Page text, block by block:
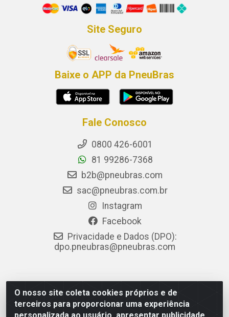
O nosso site coleta cookies próprios e de
terceiros para proporcionar uma experiência
Site Seguro
Baixe o APP da PneuBras
Fale Conosco
0800 426-6001
81 99286-7368
b2b@pneubras.com
sac@pneubras.com.br
Instagram
Facebook
Privacidade e Dados (DPO):
dpo.pneubras@pneubras.com
PneuBras - Rodovia BR-101, KM 82 - Prazeres,
Jaboatão dos Guararapes/PE - CEP 54.335-000 - CNPJ
08.678.386/0001-05 - Pneubras Comércio de Pneus